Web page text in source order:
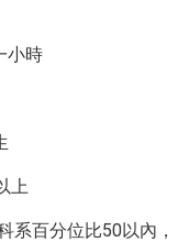
小時
上
百分位比50以內，